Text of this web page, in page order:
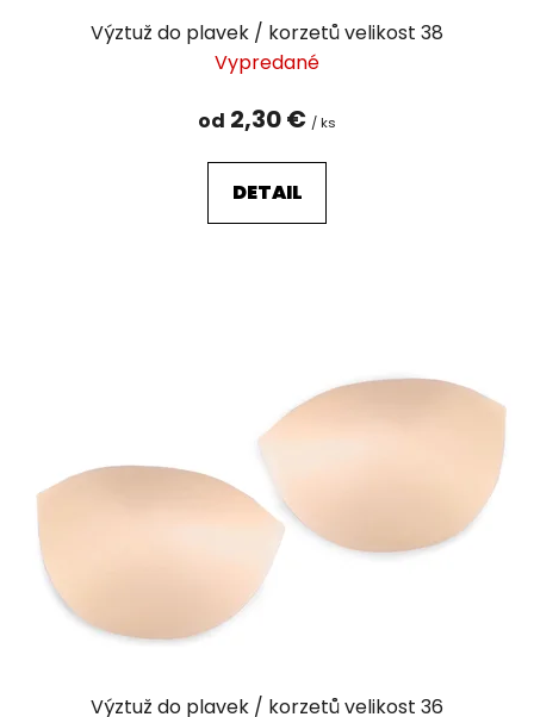
Výztuž do plavek / korzetů velikost 38
Vypredané
od 2,30 € / ks
DETAIL
Výztuž do plavek / korzetů velikost 36